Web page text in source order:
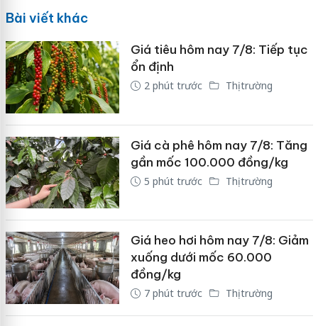
Bài viết khác
Giá tiêu hôm nay 7/8: Tiếp tục
ổn định
2 phút trước Thị trường
Giá cà phê hôm nay 7/8: Tăng
gần mốc 100.000 đồng/kg
5 phút trước Thị trường
Giá heo hơi hôm nay 7/8: Giảm
xuống dưới mốc 60.000
đồng/kg
7 phút trước Thị trường